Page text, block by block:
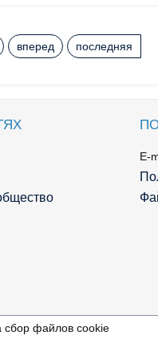
вперед последняя
E-
сбор файлов cookie